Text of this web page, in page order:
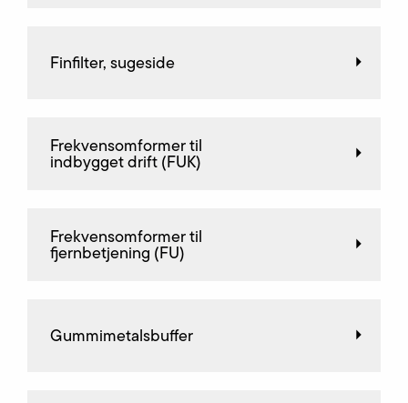
Finfilter, sugeside
Frekvensomformer til
indbygget drift (FUK)
Frekvensomformer til
fjernbetjening (FU)
Gummimetalsbuffer